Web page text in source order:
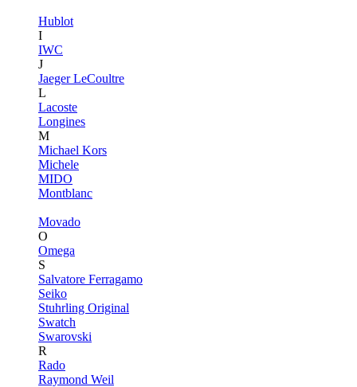
Hublot
I
IWC
J
Jaeger LeCoultre
L
Lacoste
Longines
M
Michael Kors
Michele
MIDO
Montblanc
Movado
O
Omega
S
Salvatore Ferragamo
Seiko
Stuhrling Original
Swatch
Swarovski
R
Rado
Raymond Weil